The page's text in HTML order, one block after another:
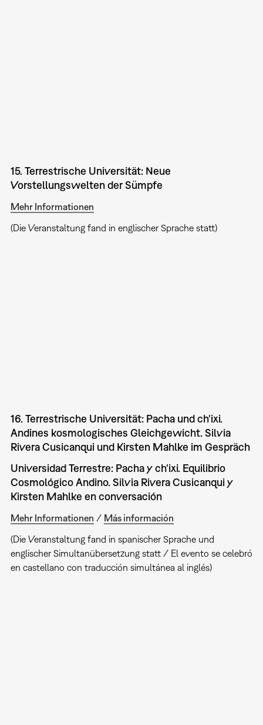
15. Terrestrische Universität: Neue
Vorstellungswelten der Sümpfe
Mehr Informationen
(Die Veranstaltung fand in englischer Sprache statt)
16. Terrestrische Universität: Pacha und ch'ixi.
Andines kosmologisches Gleichgewicht. Silvia
Rivera Cusicanqui und Kirsten Mahlke im Gespräch
Universidad Terrestre: Pacha y ch'ixi. Equilibrio
Cosmológico Andino. Silvia Rivera Cusicanqui y
Kirsten Mahlke en conversación
Mehr Informationen / Más información
(Die Veranstaltung fand in spanischer Sprache und
englischer Simultanübersetzung statt / El evento se celebró
en castellano con traducción simultánea al inglés)